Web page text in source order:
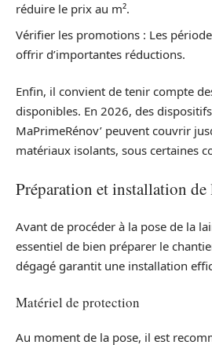
réduire le prix au m².
Vérifier les promotions : Les
offrir d’importantes réductions.
Enfin, il convient de tenir compte
disponibles. En 2026, des
MaPrimeRénov’ peuvent couvrir
matériaux isolants, sous certaines
Préparation et installation de
Avant de procéder à la pose de la
essentiel de bien préparer le
dégagé garantit une installation
Matériel de protection
Au moment de la pose, il est